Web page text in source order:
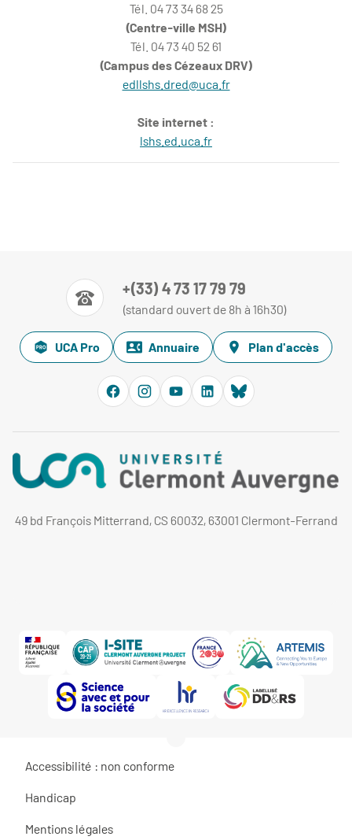
Tél. 04 73 34 68 25
(Centre-ville MSH)
Tél. 04 73 40 52 61
(Campus des Cézeaux DRV)
edllshs.dred@uca.fr
Site internet :
lshs.ed.uca.fr
+(33) 4 73 17 79 79
(standard ouvert de 8h à 16h30)
UCA Pro Annuaire Plan d'accès
49 bd François Mitterrand, CS 60032, 63001 Clermont-Ferrand
Accessibilité : non conforme
Handicap
Mentions légales